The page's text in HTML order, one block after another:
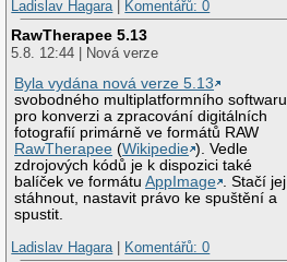
Ladislav Hagara| Komentářů: 0
RawTherapee 5.13
5.8. 12:44 | Nová verze
Byla vydána nová verze 5.13
svobodného multiplatformního softwaru
pro konverzi a zpracování digitálních
fotografií primárně ve formátů RAW
RawTherapee (Wikipedie ). Vedle
zdrojových kódů je k dispozici také
balíček ve formátuAppImage . Stačí jej
stáhnout, nastavit právo ke spuštění a
spustit.
Ladislav Hagara| Komentářů: 0